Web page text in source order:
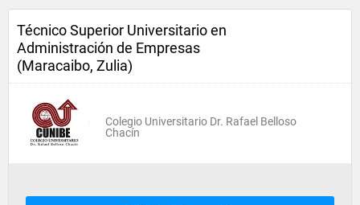
Técnico Superior Universitario en
Administración de Empresas
(Maracaibo, Zulia)
Colegio Universitario Dr. Rafael Belloso
Chacín